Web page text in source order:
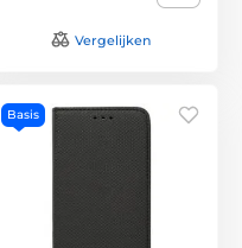
Vergelijken
Basis